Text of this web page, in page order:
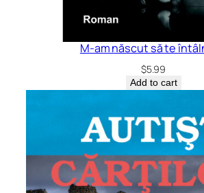
M-am născut să te
$5.99
Add to cart